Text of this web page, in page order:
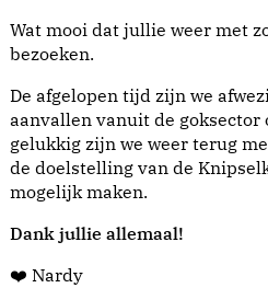
Wat mooi dat jullie weer met
bezoeken.
De afgelopen tijd zijn we
aanvallen vanuit de goksector
gelukkig zijn we weer terug
de doelstelling van de
mogelijk maken.
Dank jullie allemaal!
❤️ Nardy